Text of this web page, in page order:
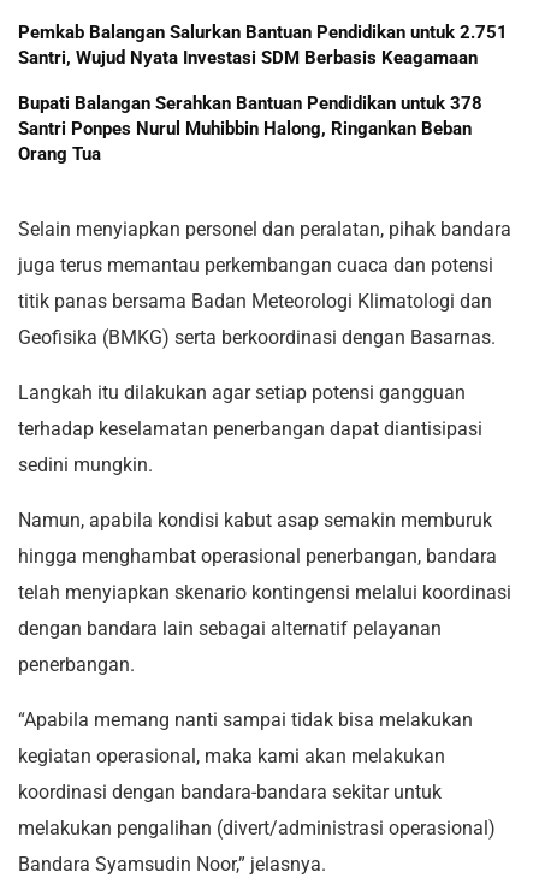
Pemkab Balangan Salurkan Bantuan Pendidikan untuk 2.751
Santri, Wujud Nyata Investasi SDM Berbasis Keagamaan
Bupati Balangan Serahkan Bantuan Pendidikan untuk 378
Santri Ponpes Nurul Muhibbin Halong, Ringankan Beban
Orang Tua
Selain menyiapkan personel dan peralatan, pihak bandara
juga terus memantau perkembangan cuaca dan potensi
titik panas bersama Badan Meteorologi Klimatologi dan
Geofisika (BMKG) serta berkoordinasi dengan Basarnas.
Langkah itu dilakukan agar setiap potensi gangguan
terhadap keselamatan penerbangan dapat diantisipasi
sedini mungkin.
Namun, apabila kondisi kabut asap semakin memburuk
hingga menghambat operasional penerbangan, bandara
telah menyiapkan skenario kontingensi melalui koordinasi
dengan bandara lain sebagai alternatif pelayanan
penerbangan.
“Apabila memang nanti sampai tidak bisa melakukan
kegiatan operasional, maka kami akan melakukan
koordinasi dengan bandara-bandara sekitar untuk
melakukan pengalihan (divert/administrasi operasional)
Bandara Syamsudin Noor,” jelasnya.